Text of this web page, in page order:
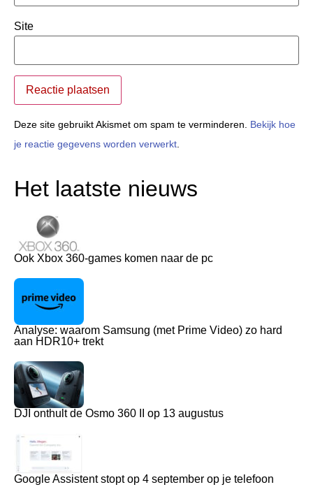
Site
Deze site gebruikt Akismet om spam te verminderen. Bekijk hoe
je reactie gegevens worden verwerkt
Het laatste nieuws
Ook Xbox 360-games komen naar de pc
Analyse: waarom Samsung (met Prime Video) zo hard
aan HDR10+ trekt
DJI onthult de Osmo 360 II op 13 augustus
Google Assistent stopt op 4 september op je telefoon